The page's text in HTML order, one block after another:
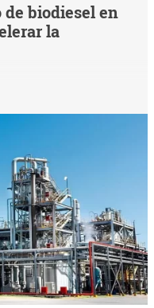
de biodiesel en
la